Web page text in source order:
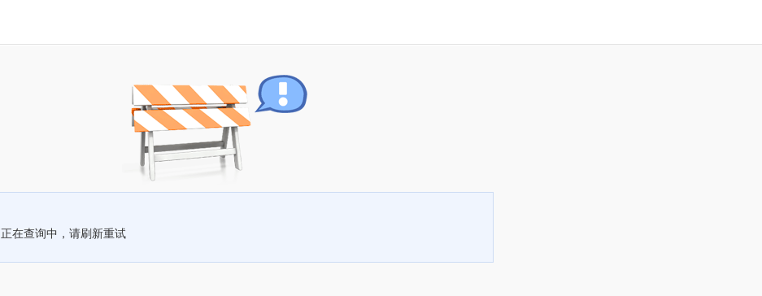
正在查询中，请刷新重试